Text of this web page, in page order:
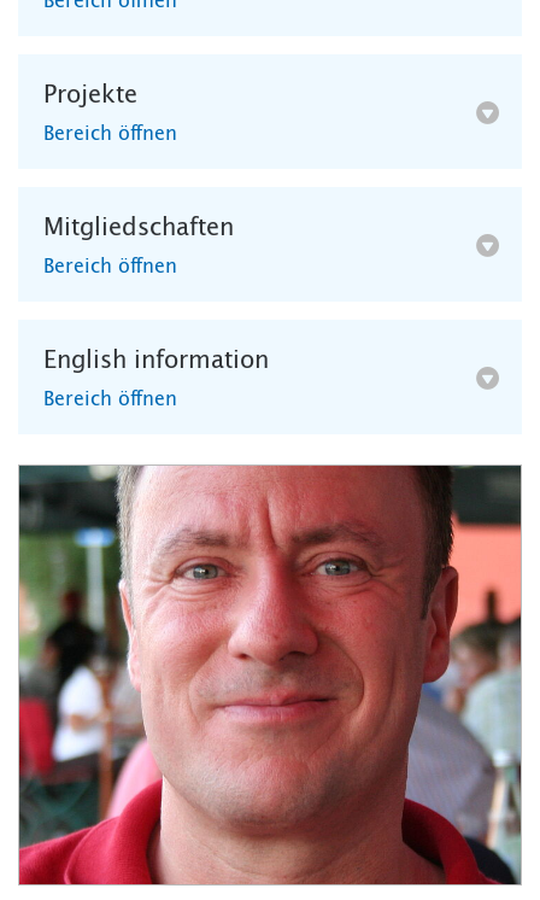
Projekte
Bereich öffnen
Mitgliedschaften
Bereich öffnen
English information
Bereich öffnen